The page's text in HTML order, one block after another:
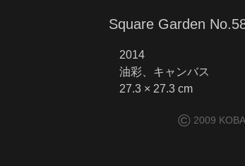
Square Garden
2014
油彩、キャンバス
27.3 × 27.3 cm
© 2009